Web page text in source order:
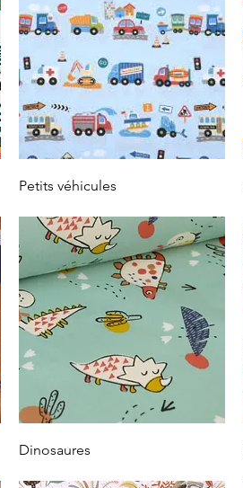
Vista rápida
Petits véhicules
Vista rápida
Dinosaures